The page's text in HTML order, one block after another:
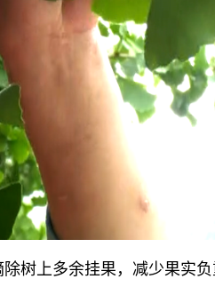
树上多余挂果，减少果实